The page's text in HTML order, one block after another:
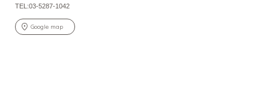
TEL:03-5287-1042
Google map